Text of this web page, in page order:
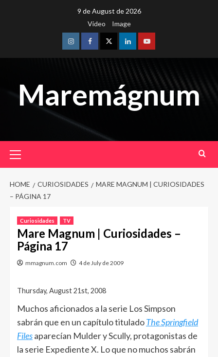
9 de August de 2026
Video
Image
InstagramFacebookTwitterLinkedinYoutube
Maremágnum
Menu
HOME CURIOSIDADES
MARE MAGNUM | CURIOSIDADES
– PÁGINA 17
Curiosidades TV
Mare Magnum | Curiosidades –
Página 17
mmagnum.com 4 de July de 2009
Thursday, August 21st, 2008
Muchos aficionados a la serie Los Simpson
sabrán que en un capítulo tituladoThe Springfield
Filesaparecían Mulder y Scully, protagonistas de
la serie Expediente X. Lo que no muchos sabrán